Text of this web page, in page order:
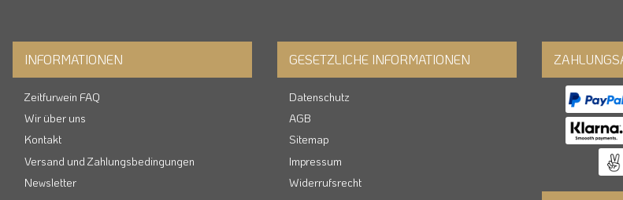
INFORMATIONEN
Zeitfurwein FAQ
Wir über uns
Kontakt
Versand und Zahlungsbedingungen
Newsletter
GESETZLICHE INFORMATIONEN
Datenschutz
AGB
Sitemap
Impressum
Widerrufsrecht